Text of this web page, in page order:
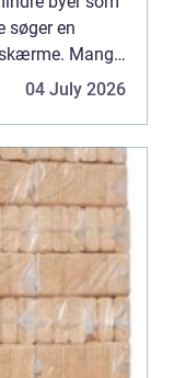
søger en
Mange
bedre søvn
04 July 2026